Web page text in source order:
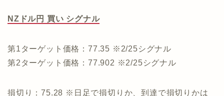
NZドル円 買い シグナル
第1ターゲット価格：77.35 ※2/25シグナル
第2ターゲット価格：77.902 ※2/25シグナル
損切り：75.28 ※日足で損切りか、到達で損切りかは